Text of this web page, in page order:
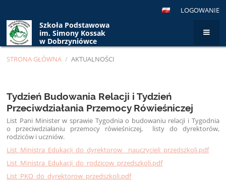
LOGOWANIE
Szkoła Podstawowa
im. Simony Kossak
w Dobrzyniówce
STRONA GŁÓWNA / AKTUALNOŚCI
Tydzień Budowania Relacji i Tydzień
Przeciwdziałania Przemocy Rówieśniczej
List Pani Minister w sprawie Tygodnia o budowaniu relacji i Tygodnia
o przeciwdziałaniu przemocy rówieśniczej, listy do dyrektorów,
rodziców i uczniów.
List_Ministra_Edukacji_do_dyrektorow__nauczycieli_przedszkoli.pdf
List_Ministra_Edukacji_do_rodzicow_przedszkoli.pdf
List_PKO_do_dyrektorow_przedszkoli.pdf